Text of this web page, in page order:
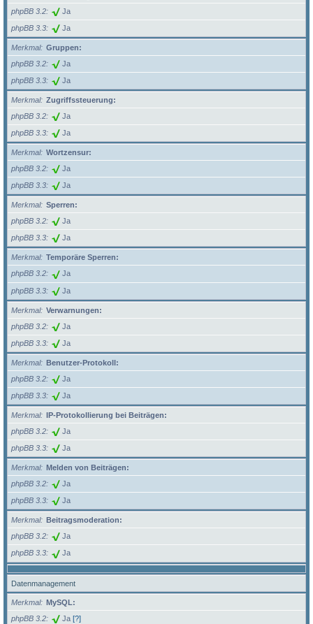
phpBB 3.2
Ja
phpBB 3.3 Ja
Merkmal
Gruppen:
phpBB 3.2
Ja
phpBB 3.3 Ja
Merkmal
Zugriffssteuerung:
phpBB 3.2
Ja
phpBB 3.3 Ja
Merkmal
Wortzensur:
phpBB 3.2
Ja
phpBB 3.3 Ja
Merkmal
Sperren:
phpBB 3.2
Ja
phpBB 3.3 Ja
Merkmal
Temporäre Sperren:
phpBB 3.2
Ja
phpBB 3.3 Ja
Merkmal
Verwarnungen:
phpBB 3.2
Ja
phpBB 3.3 Ja
Merkmal
Benutzer-Protokoll:
phpBB 3.2
Ja
phpBB 3.3 Ja
Merkmal
IP-Protokollierung bei Beiträgen:
phpBB 3.2
Ja
phpBB 3.3 Ja
Merkmal
Melden von Beiträgen:
phpBB 3.2
Ja
phpBB 3.3 Ja
Merkmal
Beitragsmoderation:
phpBB 3.2
Ja
phpBB 3.3 Ja
Datenmanagement
Merkmal
MySQL:
phpBB 3.2
Ja [?]